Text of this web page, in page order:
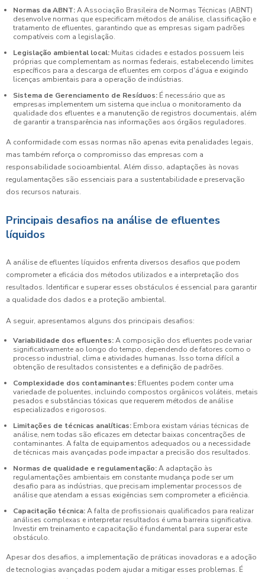
Normas da ABNT:A Associação Brasileira de Normas Técnicas (ABNT)
desenvolve normas que especificam métodos de análise, classificação e
tratamento de efluentes, garantindo que as empresas sigam padrões
compatíveis com a legislação.
Legislação ambiental local: Muitas cidades e estados possuem leis
próprias que complementam as normas federais, estabelecendo limites
específicos para a descarga de efluentes em corpos d'água e exigindo
licenças ambientais para a operação de indústrias.
Sistema de Gerenciamento de Resíduos: É necessário que as
empresas implementem um sistema que inclua o monitoramento da
qualidade dos efluentes e a manutenção de registros documentais, além
de garantir a transparência nas informações aos órgãos reguladores.
A conformidade com essas normas não apenas evita penalidades legais,
mas também reforça o compromisso das empresas com a
responsabilidade socioambiental. Além disso, adaptações às novas
regulamentações são essenciais para a sustentabilidade e preservação
dos recursos naturais.
Principais desafios na análise de efluentes
líquidos
A análise de efluentes líquidos enfrenta diversos desafios que podem
comprometer a eficácia dos métodos utilizados e a interpretação dos
resultados. Identificar e superar esses obstáculos é essencial para garantir
a qualidade dos dados e a proteção ambiental.
A seguir, apresentamos alguns dos principais desafios:
Variabilidade dos efluentes:A composição dos efluentes pode variar
significativamente ao longo do tempo, dependendo de fatores como o
processo industrial, clima e atividades humanas. Isso torna difícil a
obtenção de resultados consistentes e a definição de padrões.
Complexidade dos contaminantes: Efluentes podem conter uma
variedade de poluentes, incluindo compostos orgânicos voláteis, metais
pesados e substâncias tóxicas que requerem métodos de análise
especializados e rigorosos.
Limitações de técnicas analíticas: Embora existam várias técnicas de
análise, nem todas são eficazes em detectar baixas concentrações de
contaminantes. A falta de equipamentos adequados ou a necessidade
de técnicas mais avançadas pode impactar a precisão dos resultados.
Normas de qualidade e regulamentação:A adaptação às
regulamentações ambientais em constante mudança pode ser um
desafio para as indústrias, que precisam implementar processos de
análise que atendam a essas exigências sem comprometer a eficiência.
Capacitação técnica:A falta de profissionais qualificados para realizar
análises complexas e interpretar resultados é uma barreira significativa.
Investir em treinamento e capacitação é fundamental para superar este
obstáculo.
Apesar dos desafios, a implementação de práticas inovadoras e a adoção
de tecnologias avançadas podem ajudar a mitigar esses problemas. É